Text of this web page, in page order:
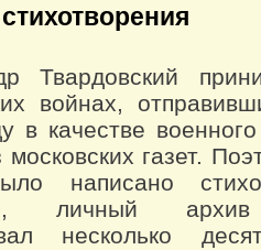
Твардовский
войнах,
в качестве
газет.
написано
личный архив
несколько